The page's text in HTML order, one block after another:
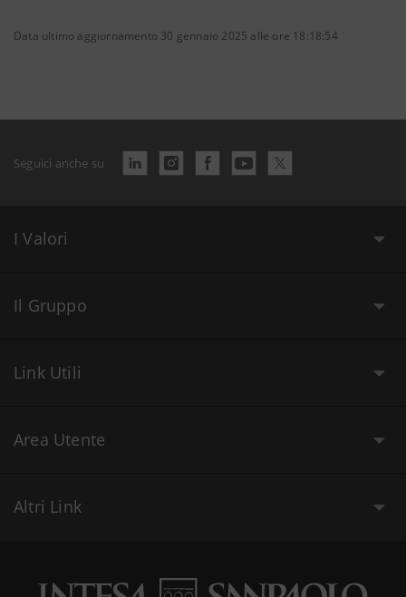
Data ultimo aggiornamento 30 gennaio 2025 alle ore 18:18:54
Seguici anche su
I Valori
Il Gruppo
Link Utili
Area Utente
Altri Link